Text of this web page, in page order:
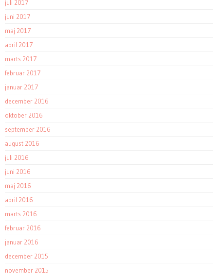
juli 2017
juni 2017
maj 2017
april 2017
marts 2017
februar 2017
januar 2017
december 2016
oktober 2016
september 2016
august 2016
juli 2016
juni 2016
maj 2016
april 2016
marts 2016
februar 2016
januar 2016
december 2015
november 2015